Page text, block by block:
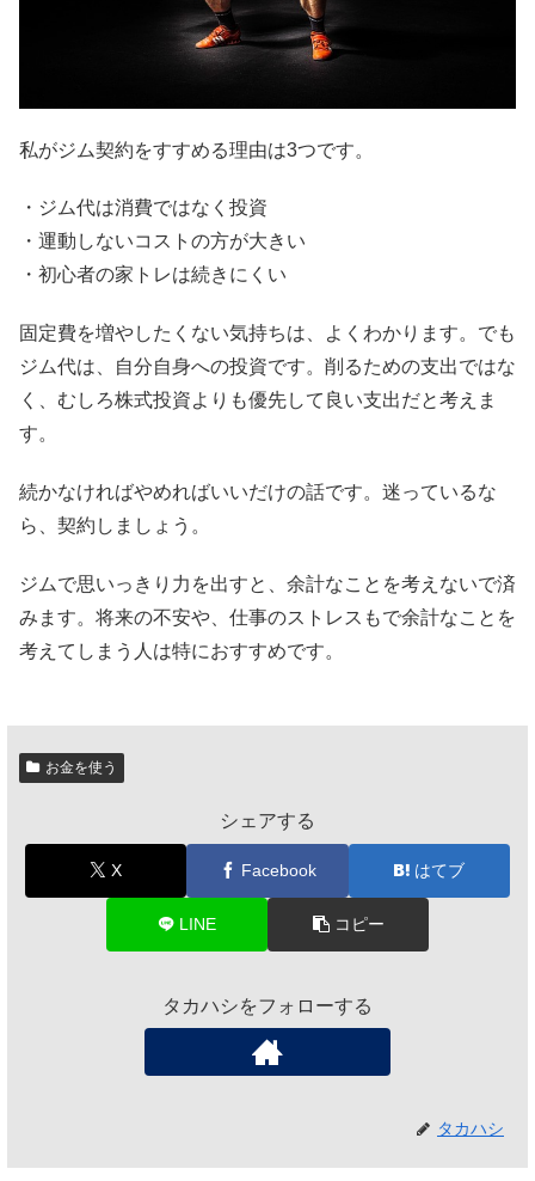
私がジム契約をすすめる理由は3つです。
・ジム代は消費ではなく投資
・運動しないコストの方が大きい
・初心者の家トレは続きにくい
固定費を増やしたくない気持ちは、よくわかります。でも
ジム代は、自分自身への投資です。削るための支出ではな
く、むしろ株式投資よりも優先して良い支出だと考えま
す。
続かなければやめればいいだけの話です。迷っているな
ら、契約しましょう。
ジムで思いっきり力を出すと、余計なことを考えないで済
みます。将来の不安や、仕事のストレスもで余計なことを
考えてしまう人は特におすすめです。
お金を使う
シェアする
X Facebook はてブ
LINE コピー
タカハシをフォローする
タカハシ